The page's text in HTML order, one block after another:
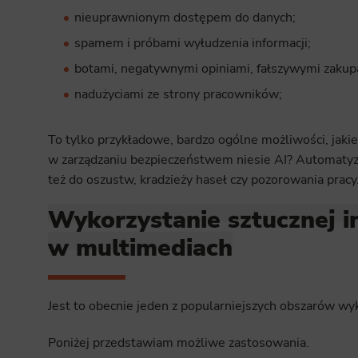
nieuprawnionym dostępem do danych;
spamem i próbami wyłudzenia informacji;
botami, negatywnymi opiniami, fałszywymi
nadużyciami ze strony pracowników;
To tylko przykładowe, bardzo ogólne możliwości,
w zarządzaniu bezpieczeństwem niesie AI?
też do oszustw, kradzieży haseł czy pozorowania pracy.
Wykorzystanie sztucznej
w multimediach
Jest to obecnie jeden z popularniejszych obszarów
Poniżej przedstawiam możliwe zastosowania.